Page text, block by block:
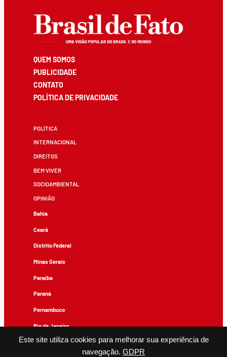
Este site utiliza cookies para melhorar sua experiência de
navegação. GDPR
QUEM SOMOS
PUBLICIDADE
CONTATO
POLÍTICA DE PRIVACIDADE
POLÍTICA
INTERNACIONAL
DIREITOS
BEM VIVER
SOCIOAMBIENTAL
OPINIÃO
Bahia
Ceará
Distrito Federal
Minas Gerais
Paraíba
Paraná
Pernambuco
Rio de Janeiro
Rio Grande do Sul